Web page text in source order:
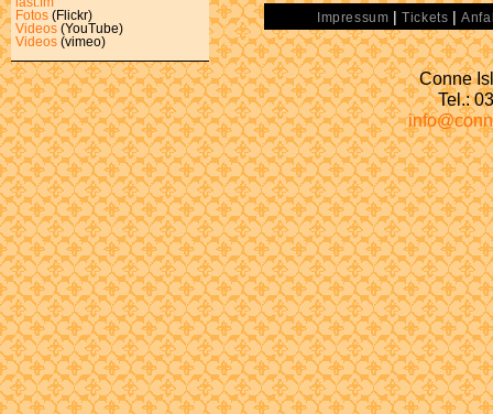
Fotos (Flickr)
Videos (YouTube)
Videos (vimeo)
Impressum |Tickets |
Conne
Tel.: